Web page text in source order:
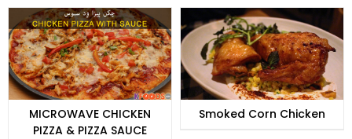
MICROWAVE CHICKEN
PIZZA & PIZZA SAUCE
Smoked Corn Chicken